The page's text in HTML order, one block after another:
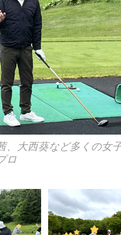
、大西葵など多くの女
ロ